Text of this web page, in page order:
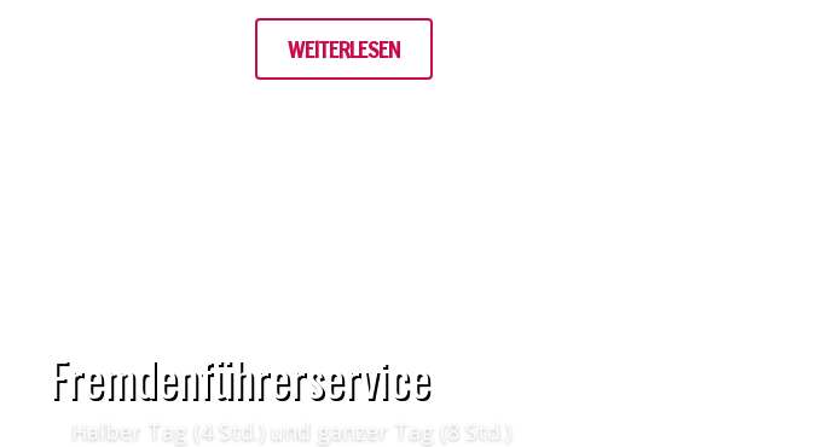
WEITERLESEN
Fremdenführerservice
Halber Tag (4 Std.) und ganzer Tag (8 Std.)